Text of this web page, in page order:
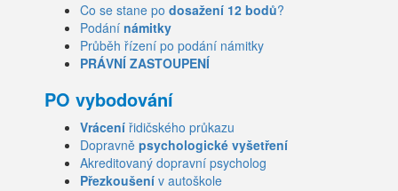
Co se stane po dosažení 12 bodů?
Podání námitky
Průběh řízení po podání námitky
PRÁVNÍ ZASTOUPENÍ
PO vybodování
Vrácení řidičského průkazu
Dopravně psychologické vyšetření
Akreditovaný dopravní psycholog
Přezkoušení v autoškole